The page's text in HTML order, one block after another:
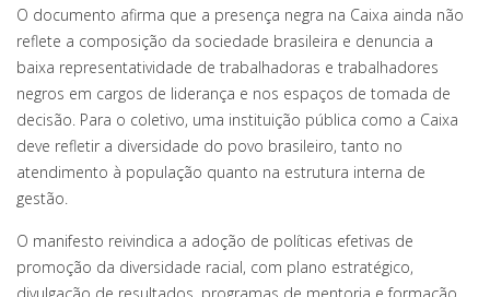
O documento afirma que a presença negra na Caixa ainda não
reflete a composição da sociedade brasileira e denuncia a
baixa representatividade de trabalhadoras e trabalhadores
negros em cargos de liderança e nos espaços de tomada de
decisão. Para o coletivo, uma instituição pública como a Caixa
deve refletir a diversidade do povo brasileiro, tanto no
atendimento à população quanto na estrutura interna de
gestão.
O manifesto reivindica a adoção de políticas efetivas de
promoção da diversidade racial, com plano estratégico,
divulgação de resultados, programas de mentoria e formação